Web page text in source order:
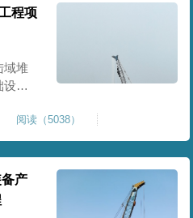
均匀
地
厂
沉降
程项
域堆
设施
区边
体建
目强
围为
地。
结
阅读（5038）
产